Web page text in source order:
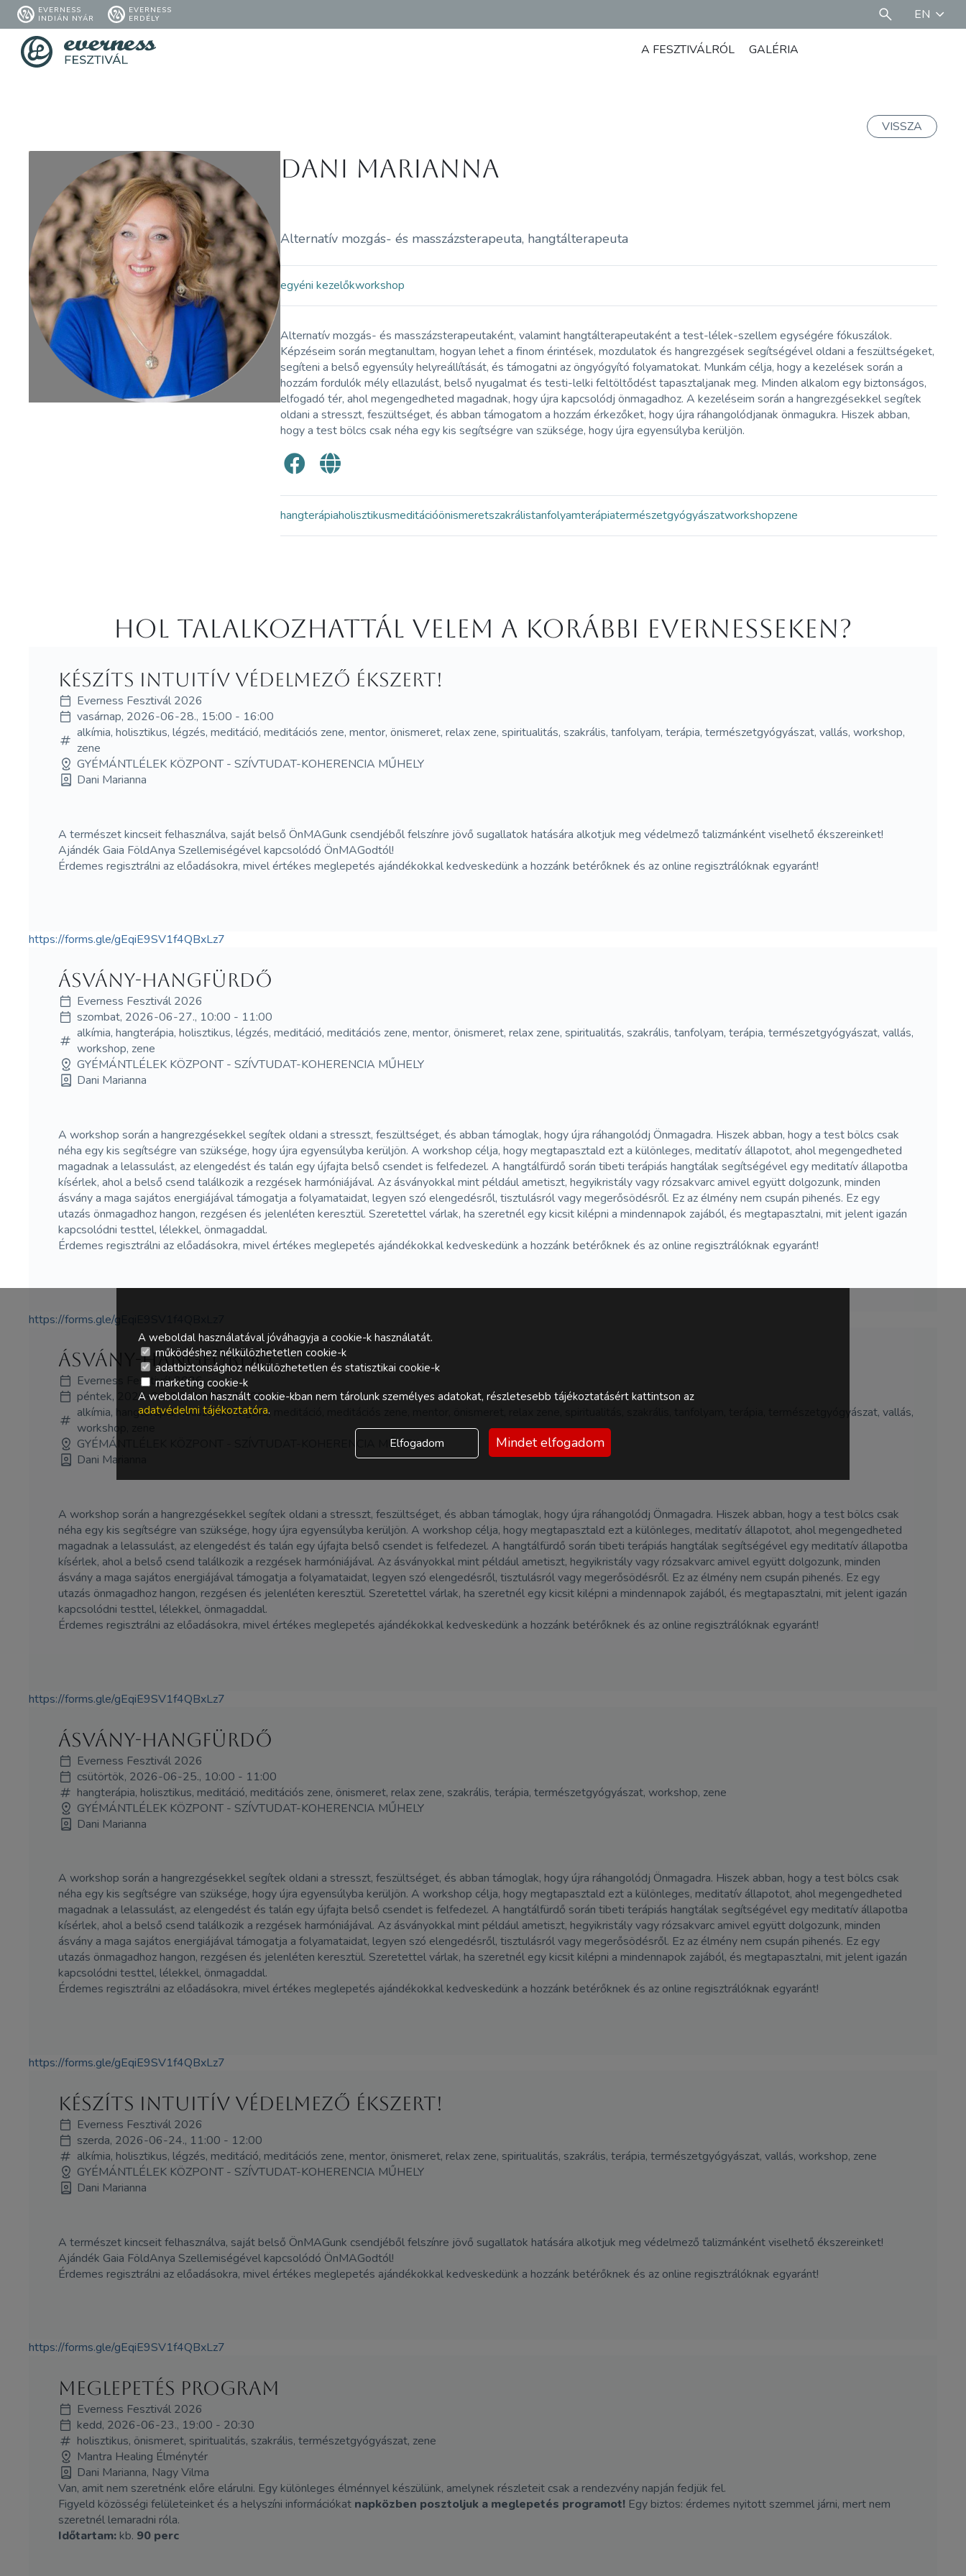
EVERNESS
INDIÁN NYÁR
EVERNESS
ERDÉLY
EN
A FESZTIVÁLRÓL GALÉRIA
VISSZA
Dani Marianna
Alternatív mozgás- és masszázsterapeuta, hangtálterapeuta
egyéni kezelőkworkshop
Alternatív mozgás- és masszázsterapeutaként, valamint hangtálterapeutaként a test-lélek-szellem egységére fókuszálok.
Képzéseim során megtanultam, hogyan lehet a finom érintések, mozdulatok és hangrezgések segítségével oldani a feszültségeket,
segíteni a belső egyensúly helyreállítását, és támogatni az öngyógyító folyamatokat. Munkám célja, hogy a kezelések során a
hozzám fordulók mély ellazulást, belső nyugalmat és testi-lelki feltöltődést tapasztaljanak meg. Minden alkalom egy biztonságos,
elfogadó tér, ahol megengedheted magadnak, hogy újra kapcsolódj önmagadhoz. A kezeléseim során a hangrezgésekkel segítek
oldani a stresszt, feszültséget, és abban támogatom a hozzám érkezőket, hogy újra ráhangolódjanak önmagukra. Hiszek abban,
hogy a test bölcs csak néha egy kis segítségre van szüksége, hogy újra egyensúlyba kerüljön.
hangterápiaholisztikusmeditációönismeretszakrálistanfolyamterápiatermészetgyógyászatworkshopzene
Hol Talalkozhattál velem a korábbi Evernesseken?
Készíts intuitív védelmező ékszert!
Everness Fesztivál 2026
vasárnap, 2026-06-28., 15:00 - 16:00
alkímia, holisztikus, légzés, meditáció, meditációs zene, mentor, önismeret, relax zene, spiritualitás, szakrális, tanfolyam, terápia, természetgyógyászat, vallás, workshop,
zene
GYÉMÁNTLÉLEK KÖZPONT - SZÍVTUDAT-KOHERENCIA MŰHELY
Dani Marianna
A természet kincseit felhasználva, saját belső ÖnMAGunk csendjéből felszínre jövő sugallatok hatására alkotjuk meg védelmező talizmánként viselhető ékszereinket!
Ajándék Gaia FöldAnya Szellemiségével kapcsolódó ÖnMAGodtól!
Érdemes regisztrálni az előadásokra, mivel értékes meglepetés ajándékokkal kedveskedünk a hozzánk betérőknek és az online regisztrálóknak egyaránt!
https://forms.gle/gEqiE9SV1f4QBxLz7
Ásvány-hangfürdő
Everness Fesztivál 2026
szombat, 2026-06-27., 10:00 - 11:00
alkímia, hangterápia, holisztikus, légzés, meditáció, meditációs zene, mentor, önismeret, relax zene, spiritualitás, szakrális, tanfolyam, terápia, természetgyógyászat, vallás,
workshop, zene
GYÉMÁNTLÉLEK KÖZPONT - SZÍVTUDAT-KOHERENCIA MŰHELY
Dani Marianna
A workshop során a hangrezgésekkel segítek oldani a stresszt, feszültséget, és abban támoglak, hogy újra ráhangolódj Önmagadra. Hiszek abban, hogy a test bölcs csak
néha egy kis segítségre van szüksége, hogy újra egyensúlyba kerüljön. A workshop célja, hogy megtapasztald ezt a különleges, meditatív állapotot, ahol megengedheted
magadnak a lelassulást, az elengedést és talán egy újfajta belső csendet is felfedezel. A hangtálfürdő során tibeti terápiás hangtálak segítségével egy meditatív állapotba
kísérlek, ahol a belső csend találkozik a rezgések harmóniájával. Az ásványokkal mint például ametiszt, hegyikristály vagy rózsakvarc amivel együtt dolgozunk, minden
ásvány a maga sajátos energiájával támogatja a folyamataidat, legyen szó elengedésről, tisztulásról vagy megerősödésről. Ez az élmény nem csupán pihenés. Ez egy
utazás önmagadhoz hangon, rezgésen és jelenléten keresztül. Szeretettel várlak, ha szeretnél egy kicsit kilépni a mindennapok zajából, és megtapasztalni, mit jelent igazán
kapcsolódni testtel, lélekkel, önmagaddal.
Érdemes regisztrálni az előadásokra, mivel értékes meglepetés ajándékokkal kedveskedünk a hozzánk betérőknek és az online regisztrálóknak egyaránt!
https://forms.gle/gEqiE9SV1f4QBxLz7
Ásvány-hangfürdő
Everness Fesztivál 2026
péntek, 2026-06-26., 10:00 - 11:00
alkímia, hangterápia, holisztikus, légzés, meditáció, meditációs zene, mentor, önismeret, relax zene, spiritualitás, szakrális, tanfolyam, terápia, természetgyógyászat, vallás,
workshop, zene
GYÉMÁNTLÉLEK KÖZPONT - SZÍVTUDAT-KOHERENCIA MŰHELY
Dani Marianna
A workshop során a hangrezgésekkel segítek oldani a stresszt, feszültséget, és abban támoglak, hogy újra ráhangolódj Önmagadra. Hiszek abban, hogy a test bölcs csak
néha egy kis segítségre van szüksége, hogy újra egyensúlyba kerüljön. A workshop célja, hogy megtapasztald ezt a különleges, meditatív állapotot, ahol megengedheted
magadnak a lelassulást, az elengedést és talán egy újfajta belső csendet is felfedezel. A hangtálfürdő során tibeti terápiás hangtálak segítségével egy meditatív állapotba
kísérlek, ahol a belső csend találkozik a rezgések harmóniájával. Az ásványokkal mint például ametiszt, hegyikristály vagy rózsakvarc amivel együtt dolgozunk, minden
ásvány a maga sajátos energiájával támogatja a folyamataidat, legyen szó elengedésről, tisztulásról vagy megerősödésről. Ez az élmény nem csupán pihenés. Ez egy
utazás önmagadhoz hangon, rezgésen és jelenléten keresztül. Szeretettel várlak, ha szeretnél egy kicsit kilépni a mindennapok zajából, és megtapasztalni, mit jelent igazán
kapcsolódni testtel, lélekkel, önmagaddal.
Érdemes regisztrálni az előadásokra, mivel értékes meglepetés ajándékokkal kedveskedünk a hozzánk betérőknek és az online regisztrálóknak egyaránt!
https://forms.gle/gEqiE9SV1f4QBxLz7
Ásvány-hangfürdő
Everness Fesztivál 2026
csütörtök, 2026-06-25., 10:00 - 11:00
hangterápia, holisztikus, meditáció, meditációs zene, önismeret, relax zene, szakrális, terápia, természetgyógyászat, workshop, zene
GYÉMÁNTLÉLEK KÖZPONT - SZÍVTUDAT-KOHERENCIA MŰHELY
Dani Marianna
A workshop során a hangrezgésekkel segítek oldani a stresszt, feszültséget, és abban támoglak, hogy újra ráhangolódj Önmagadra. Hiszek abban, hogy a test bölcs csak
néha egy kis segítségre van szüksége, hogy újra egyensúlyba kerüljön. A workshop célja, hogy megtapasztald ezt a különleges, meditatív állapotot, ahol megengedheted
magadnak a lelassulást, az elengedést és talán egy újfajta belső csendet is felfedezel. A hangtálfürdő során tibeti terápiás hangtálak segítségével egy meditatív állapotba
kísérlek, ahol a belső csend találkozik a rezgések harmóniájával. Az ásványokkal mint például ametiszt, hegyikristály vagy rózsakvarc amivel együtt dolgozunk, minden
ásvány a maga sajátos energiájával támogatja a folyamataidat, legyen szó elengedésről, tisztulásról vagy megerősödésről. Ez az élmény nem csupán pihenés. Ez egy
utazás önmagadhoz hangon, rezgésen és jelenléten keresztül. Szeretettel várlak, ha szeretnél egy kicsit kilépni a mindennapok zajából, és megtapasztalni, mit jelent igazán
kapcsolódni testtel, lélekkel, önmagaddal.
Érdemes regisztrálni az előadásokra, mivel értékes meglepetés ajándékokkal kedveskedünk a hozzánk betérőknek és az online regisztrálóknak egyaránt!
https://forms.gle/gEqiE9SV1f4QBxLz7
Készíts intuitív védelmező ékszert!
Everness Fesztivál 2026
szerda, 2026-06-24., 11:00 - 12:00
alkímia, holisztikus, légzés, meditáció, meditációs zene, mentor, önismeret, relax zene, spiritualitás, szakrális, terápia, természetgyógyászat, vallás, workshop, zene
GYÉMÁNTLÉLEK KÖZPONT - SZÍVTUDAT-KOHERENCIA MŰHELY
Dani Marianna
A természet kincseit felhasználva, saját belső ÖnMAGunk csendjéből felszínre jövő sugallatok hatására alkotjuk meg védelmező talizmánként viselhető ékszereinket!
Ajándék Gaia FöldAnya Szellemiségével kapcsolódó ÖnMAGodtól!
Érdemes regisztrálni az előadásokra, mivel értékes meglepetés ajándékokkal kedveskedünk a hozzánk betérőknek és az online regisztrálóknak egyaránt!
https://forms.gle/gEqiE9SV1f4QBxLz7
Meglepetés program
Everness Fesztivál 2026
kedd, 2026-06-23., 19:00 - 20:30
holisztikus, önismeret, spiritualitás, szakrális, természetgyógyászat, zene
Mantra Healing Élménytér
Dani Marianna, Nagy Vilma
Van, amit nem szeretnénk előre elárulni. Egy különleges élménnyel készülünk, amelynek részleteit csak a rendezvény napján fedjük fel.
Figyeld közösségi felületeinket és a helyszíni információkat napközben posztoljuk a meglepetés programot!Egy biztos: érdemes nyitott szemmel járni, mert nem
szeretnél lemaradni róla.
Időtartam:kb. 90 perc
A weboldal használatával jóváhagyja a cookie-k használatát.
működéshez nélkülözhetetlen cookie-k
adatbiztonsághoz nélkülözhetetlen és statisztikai cookie-k
marketing cookie-k
A weboldalon használt cookie-kban nem tárolunk személyes adatokat, részletesebb tájékoztatásért kattintson az
adatvédelmi tájékoztatóra.
Elfogadom Mindet elfogadom